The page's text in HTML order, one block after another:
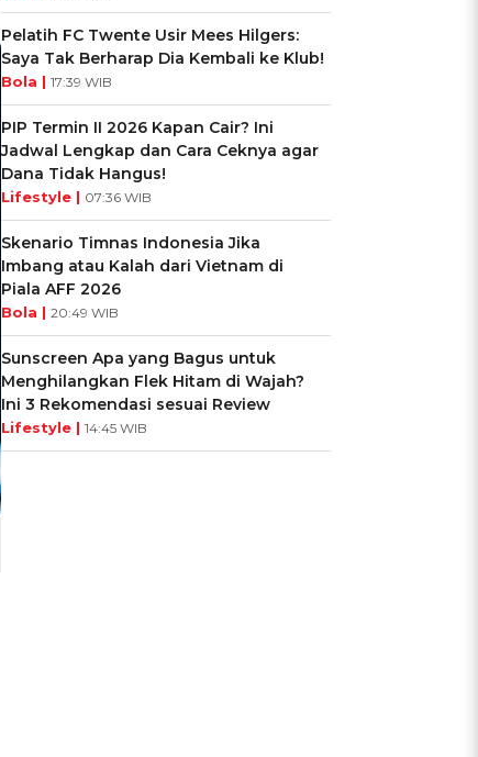
Pelatih FC Twente Usir Mees Hilgers:
Saya Tak Berharap Dia Kembali ke Klub!
Bola | 17:39 WIB
PIP Termin II 2026 Kapan Cair? Ini
Jadwal Lengkap dan Cara Ceknya agar
Dana Tidak Hangus!
Lifestyle | 07:36 WIB
Skenario Timnas Indonesia Jika
Imbang atau Kalah dari Vietnam di
Piala AFF 2026
Bola | 20:49 WIB
Sunscreen Apa yang Bagus untuk
Menghilangkan Flek Hitam di Wajah?
Ini 3 Rekomendasi sesuai Review
Lifestyle | 14:45 WIB